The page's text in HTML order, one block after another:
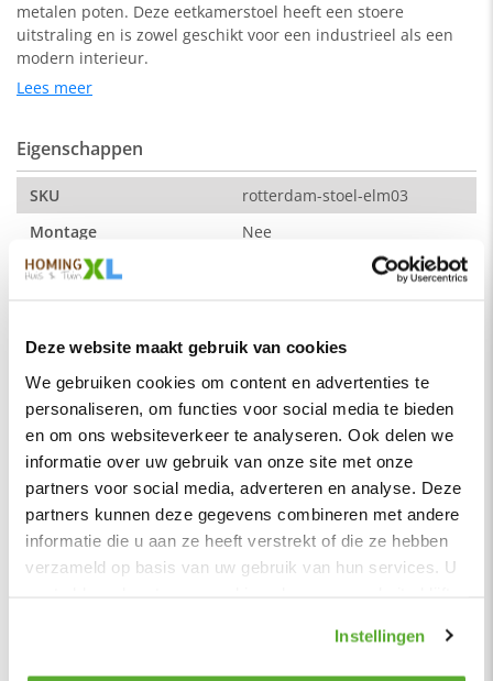
Deze website maakt gebruik van cookies
We gebruiken cookies om content en advertenties te
personaliseren, om functies voor social media te bieden
en om ons websiteverkeer te analyseren. Ook delen we
informatie over uw gebruik van onze site met onze
partners voor social media, adverteren en analyse. Deze
partners kunnen deze gegevens combineren met andere
informatie die u aan ze heeft verstrekt of die ze hebben
verzameld op basis van uw gebruik van hun services. U
Instellingen
metalen poten. Deze eetkamerstoel heeft een stoere
uitstraling en is zowel geschikt voor een industrieel als een
modern interieur.
De eetkamerstoel past ook bij de eetkamerbank Rotterdam.
Afmeting:
63 x 65 x 90 cm (b x d x h)
Zitbreedte: 55 cm
Zitdiepte: 44 cm
werkelijkheid. Zeker weten dat dit de kleur is die je zoekt?
Vraag dan een stukje van de stof op via de knop "kleurstaal
aanvragen".
Stof
Element stof is een velours stofsoort met een zachte
uitstraling. Door de velours stof krijgt de eetkamerstoel een
zeer opvallende en rijke uitstraling. De Element stof is
geschikt voor zowel een modern als een klassiek interieur.
Lees meer
Eigenschappen
SKU
rotterdam-stoel-elm03
Montage
Nee
Merk
Vorm
Vaste poten
Serie
Rotterdam
Kleur
Grijsbruin
Zitbreedte
55 cm
Zitdiepte
45 cm
Zithoogte
51 cm
Normaal - Stevig